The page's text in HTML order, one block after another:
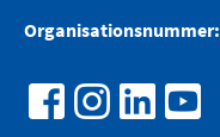
Organisationsnummer: